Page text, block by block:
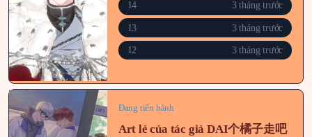
14 3 tháng trước
13 3 tháng trước
12 3 tháng trước
Đang tiến hành
Art lẻ của tác giả DAI个橘子走吧